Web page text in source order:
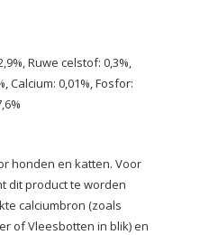
Ruwe celstof: 0,3%,
Calcium: 0,01%, Fosfor:
honden en katten. Voor
dit product te worden
calciumbron (zoals
of Vleesbotten in blik) en